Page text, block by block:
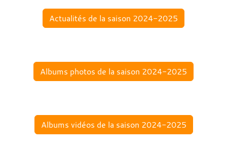
Actualités de la saison 2024-2025
Albums photos de la saison 2024-2025
Albums vidéos de la saison 2024-2025